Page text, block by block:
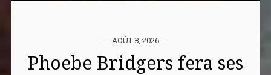
AOÛT 8, 2026
Phoebe Bridgers fera ses